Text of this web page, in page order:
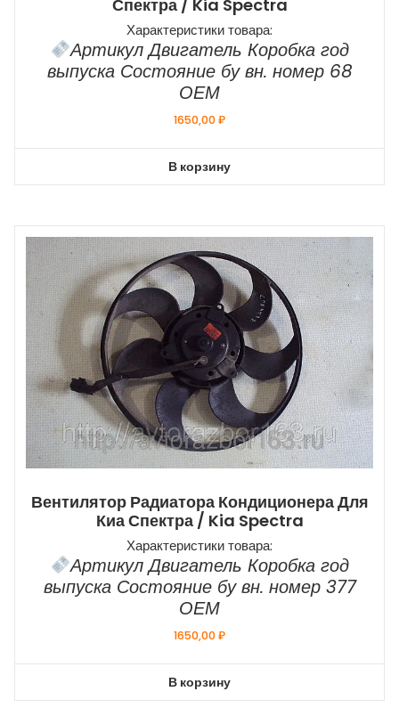
Спектра / Kia Spectra
Характеристики товара:
Артикул Двигатель Коробка год
выпуска Состояние бу вн. номер 68
ОЕМ
1650,00₽
В корзину
Вентилятор Радиатора Кондиционера Для
Киа Спектра / Kia Spectra
Характеристики товара:
Артикул Двигатель Коробка год
выпуска Состояние бу вн. номер 377
ОЕМ
1650,00₽
В корзину